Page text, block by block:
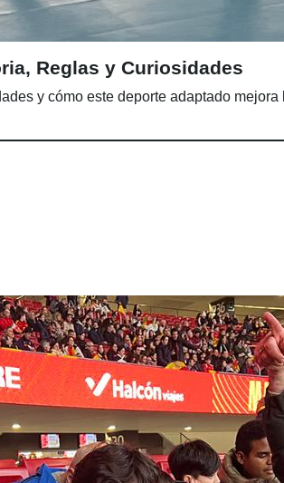
Reglas y Curiosidades
y cómo este deporte adaptado